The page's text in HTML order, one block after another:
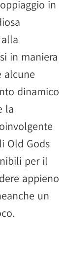
in
in maniera
alcune
dinamico
la
Old Gods
per il
appieno
un